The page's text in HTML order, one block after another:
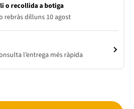
o recollida a botiga
rebràs dilluns 10 agost
l’entrega més ràpida